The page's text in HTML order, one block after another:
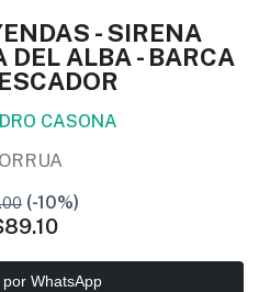
- SIRENA
DEL ALBA - BARCA
CASONA
(-10%)
por WhatsApp